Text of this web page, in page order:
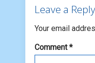
Leave a Reply
Your email
Comment*